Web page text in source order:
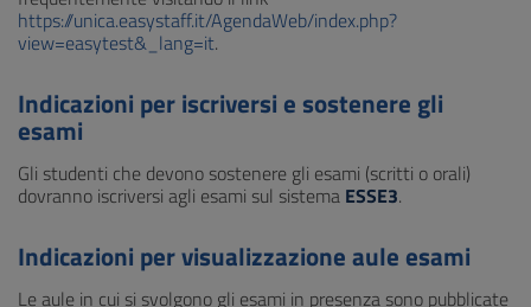
https://unica.easystaff.it/AgendaWeb/index.php?
view=easytest&_lang=it.
Indicazioni per iscriversi e sostenere gli
esami
Gli studenti che devono sostenere gli esami (scritti o orali)
dovranno iscriversi agli esami sul sistema ESSE3.
Indicazioni per visualizzazione aule esami
Le aule in cui si svolgono gli esami in presenza sono pubblicate